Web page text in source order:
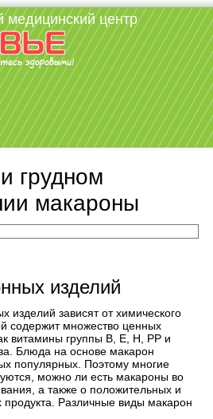
центр
грудном
макароны
изделий
изделий зависят от химического
содержит множество ценных
витамины группы B, E, H, PP и
Блюда на основе макарон
популярных. Поэтому многие
можно ли есть макароны во
а также о положительных и
продукта. Различные виды макарон